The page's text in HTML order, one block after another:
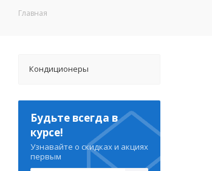
Главная
Кондиционеры
Будьте всегда в
курсе!
Узнавайте о скидках и акциях
первым